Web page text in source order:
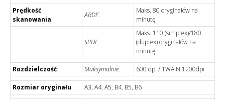
Prędkość
skanowania:
ARDF:
Maks. 80 oryginałów na
minutę
SPDF:
Maks. 110 (simplex)/180
(duplex) oryginałów na
minutę
Rozdzielczość: Maksymalnie: 600 dpi / TWAIN 1200dpi
Rozmiar oryginału: A3, A4, A5, B4, B5, B6